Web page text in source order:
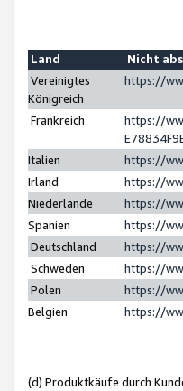
Land
Nicht
Vereinigtes
Königreich
https://
Frankreich
https://
Italien
https://
Irland
https://
Niederlande
https://
Spanien
https://
Deutschland
https://
Schweden
https://
Polen
https://
Belgien
https://
(d) Produktkäufe durch